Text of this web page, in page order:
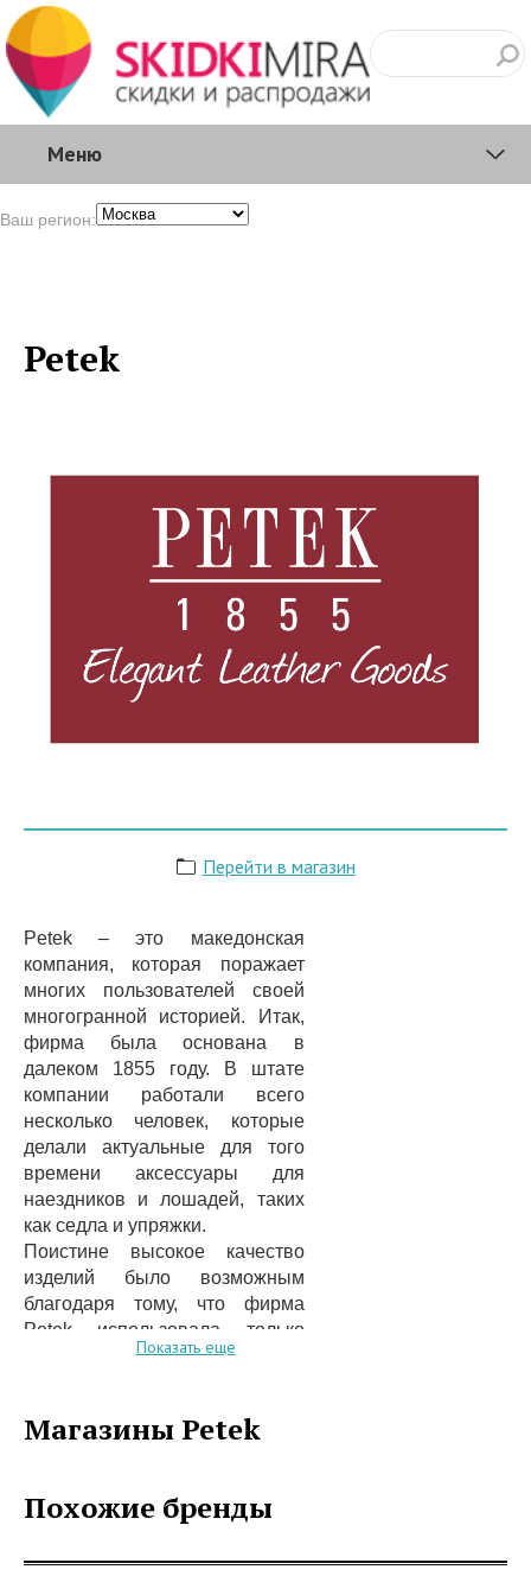
Меню
Ваш регион:
Petek
Перейти в магазин
Petek – это македонская
компания, которая поражает
многих пользователей своей
многогранной историей. Итак,
фирма была основана в
далеком 1855 году. В штате
компании работали всего
несколько человек, которые
делали актуальные для того
времени аксессуары для
наездников и лошадей, таких
как седла и упряжки.
Поистине высокое качество
изделий было возможным
благодаря тому, что фирма
Petek использовала только
проверенную телячью кожу.
уникальному методу горячего
Petek.
средство передвижения стали
Показать еще
Магазины Petek
Похожие бренды